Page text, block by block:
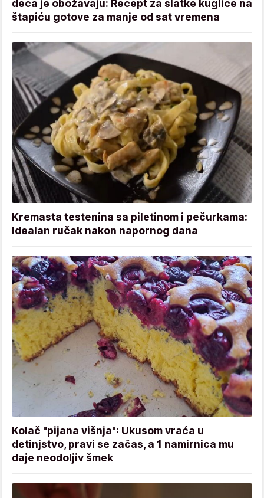
deca je obožavaju: Recept za slatke kuglice na
štapiću gotove za manje od sat vremena
Kremasta testenina sa piletinom i pečurkama:
Idealan ručak nakon napornog dana
Kolač "pijana višnja": Ukusom vraća u
detinjstvo, pravi se začas, a 1 namirnica mu
daje neodoljiv šmek